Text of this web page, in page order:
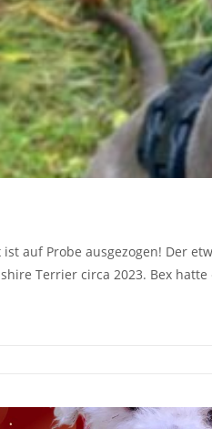
ist auf Probe ausgezogen! Der
Terrier circa 2023. Bex